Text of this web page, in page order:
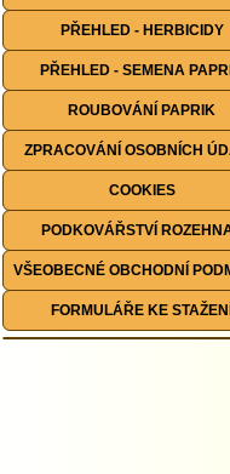
PŘEHLED - HERBICIDY
PŘEHLED - SEMENA
ROUBOVÁNÍ PAPRIK
ZPRACOVÁNÍ OSOBNÍCH
COOKIES
PODKOVÁŘSTVÍ
VŠEOBECNÉ OBCHODNÍ
FORMULÁŘE KE STAŽENÍ